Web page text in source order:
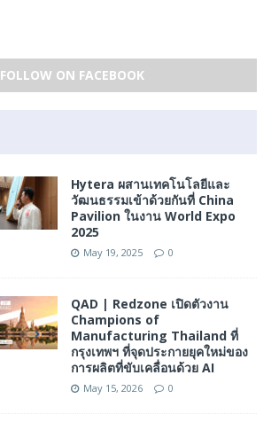
FOLLOW ON FACEBOOK
Hytera ผสานเทคโนโลยีและ
วัฒนธรรมเข้าด้วยกันที่ China
Pavilion ในงาน World Expo
2025
May 19, 2025 0
QAD | Redzone เปิดตัวงาน
Champions of
Manufacturing Thailand ที่
กรุงเทพฯ ที่จุดประกายยุคใหม่ของ
การผลิตที่ขับเคลื่อนด้วย AI
May 15, 2026 0